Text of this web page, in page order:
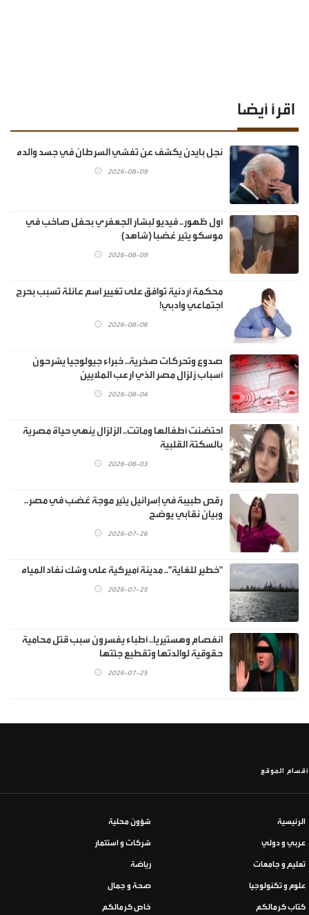
اقرأ أيضا
نجل بايدن يكشف عن تفشي السرطان في جسد والده
2026-08-09
أول ظهور.. فيديو لبشار الجعفري بحفل صاخب في
موسكو يثير غضبا (شاهد)
2026-08-09
محكمة أردنية توافق على تغيير اسم عائلة تسبب بحرج
اجتماعي وادبي!
2026-08-06
صدوع وتحركات صخرية.. خبراء جيولوجيا يشرحون
أسباب زلزال مصر الذي ارعب الملايين
2026-08-04
احتضنت أطفالها وماتت.. الزلزال ينهي حياة مصرية
بالسكتة القلبية
2026-08-03
رقص طبيبة في إسرائيل يثير موجة غضب في مصر..
وبيان نقابي يوضح
2026-07-26
"خطير للغاية".. مدينة أميركية على وشك نفاد المياه
2026-07-25
انفصام وهستيريا.. أطباء يفسرون سبب قتل محامية
حقوقية لوالدتها وتقطيع جثتها
2026-07-25
أقسام الموقع
الرئيسية شؤون محلية
عربي و دولي شركات و استثمار
تعليم و جامعات رياضة
علوم و تكنولوجيا صحة و جمال
كتاب كرمالكم خاص كرمالكم